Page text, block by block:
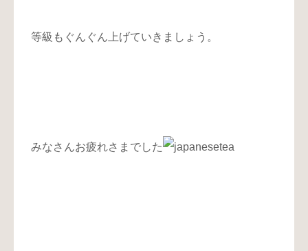
等級もぐんぐん上げていきましょう。
みなさんお疲れさまでした